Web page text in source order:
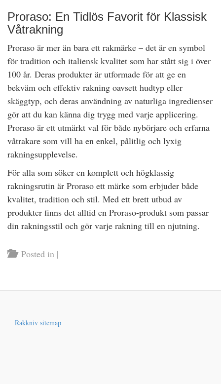
Proraso: En Tidlös Favorit för Klassisk
Våtrakning
Proraso är mer än bara ett rakmärke – det är en symbol
för tradition och italiensk kvalitet som har stått sig i över
100 år. Deras produkter är utformade för att ge en
bekväm och effektiv rakning oavsett hudtyp eller
skäggtyp, och deras användning av naturliga ingredienser
gör att du kan känna dig trygg med varje applicering.
Proraso är ett utmärkt val för både nybörjare och erfarna
våtrakare som vill ha en enkel, pålitlig och lyxig
rakningsupplevelse.
För alla som söker en komplett och högklassig
rakningsrutin är Proraso ett märke som erbjuder både
kvalitet, tradition och stil. Med ett brett utbud av
produkter finns det alltid en Proraso-produkt som passar
din rakningsstil och gör varje rakning till en njutning.
Posted in |
Rakkniv sitemap